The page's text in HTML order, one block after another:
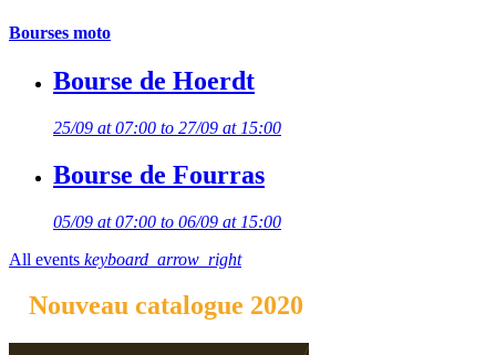
Bourses moto
Bourse de Hoerdt
25/09 at 07:00 to 27/09 at 15:00
Bourse de Fourras
05/09 at 07:00 to 06/09 at 15:00
All events keyboard_arrow_right
Nouveau catalogue 2020